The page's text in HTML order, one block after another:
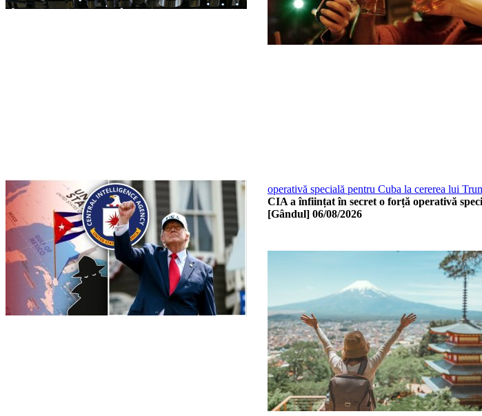
operativă specială pentru Cuba la cererea lui
CIA a înființat în secret o forță operativă
[Gândul] 06/08/2026